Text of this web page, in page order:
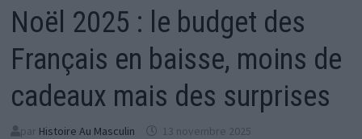
Noël 2025 : le budget des
Français en baisse, moins de
cadeaux mais des surprises
par Histoire Au Masculin 13 novembre 2025